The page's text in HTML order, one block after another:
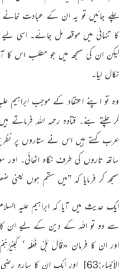
چلے جائیں تو یہ ان کے عبادت خانے
کا تنہائی میں موقعہ مل جائے۔ اسی
لیکن ان کی سمجھ میں جو مطلب اس کا
نکال لیا۔
وہ تو اپنے اعتقاد کے موجب ابراہیم
کر چلتے بنے۔ قتادہ رحمہ اللہ فرماتے ہیں
عرب کہتے ہیں اس نے ستاروں پر
ساتھ تاروں کی طرف نگاہ اٹھائی۔
سمجھ کر فرمایا کہ ”میں سقم ہوں یعنی
ایک حدیث میں آیا کہ ابراہیم علیہ
سے دو تو اللہ کے دین کے لیے ان
اور ان کا فرمان «‏قَالَ بَلْ فَعَلَه ٗٗ كَبِيْرُهُمْ
الأنبياء:63]
اور ایک ان کا سارہ رضی